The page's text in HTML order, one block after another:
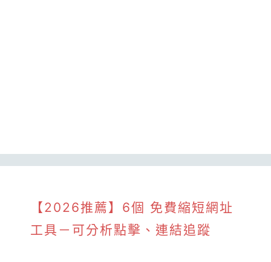
【2026推薦】6個 免費縮短網址
工具－可分析點擊、連結追蹤